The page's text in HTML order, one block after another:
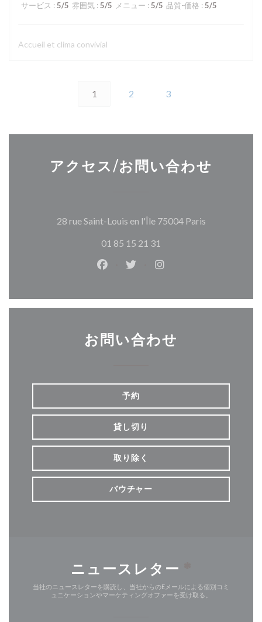
サービス : 5/5 雰囲気 : 5/5 メニュー : 5/5 品質-価格 : 5/5
Accueil et clima convivial
1 2 3
アクセス/お問い合わせ
28 rue Saint-Louis en l'Île 75004 Paris((新しいウィ
01 85 15 21 31
Facebook ((新しいウィンドウで
Twitter ((新しいウィンドウ
Instagram ((新しいウ
お問い合わせ
予約
貸し切り
取り除く
バウチャー
ニュースレター
当社のニュースレターを購読し、当社からのEメールによる個別コミ
ュニケーションやマーケティングオファーを受け取る。